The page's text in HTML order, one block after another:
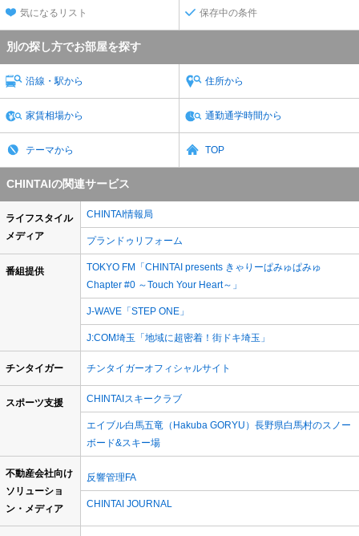
気になるリスト 保存中の条件
別の探し方でお部屋を探す
沿線・駅から 住所から
家賃相場から 通勤通学時間から
テーマから TOP
CHINTAIの関連サービス
ライフスタイル
メディア
CHINTAI情報局
プランドゥリフォーム
番組提供
TOKYO FM「CHINTAI presents きゃりーぱみゅぱみゅ
Chapter #0 ～Touch Your Heart～」
J-WAVE「STEP ONE」
J:COM埼玉「地域に超密着！街ドキ埼玉」
チンタイガー チンタイガーオフィシャルサイト
スポーツ支援 CHINTAIスキークラブ
エイブル白馬五竜（Hakuba GORYU）長野県白馬村のスノー
ボード&スキー場
不動産会社向け
ソリューショ
ン・メディア
反響管理FA
CHINTAI JOURNAL